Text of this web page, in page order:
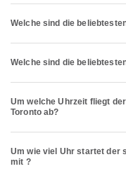
Welche sind die
Welche sind die
Um welche Uhrzeit fliegt
Toronto ab?
Um wie viel Uhr startet der
mit ?